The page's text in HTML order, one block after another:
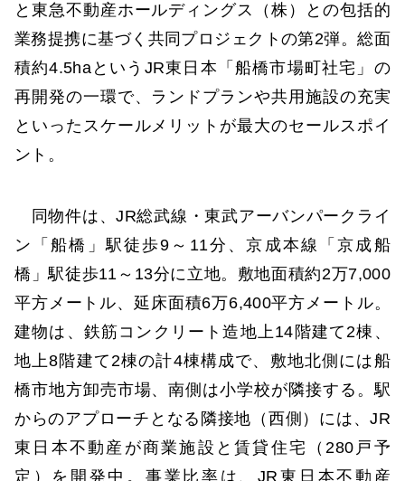
と東急不動産ホールディングス（株）との包括的
業務提携に基づく共同プロジェクトの第2弾。総面
積約4.5haというJR東日本「船橋市場町社宅」の
再開発の一環で、ランドプランや共用施設の充実
といったスケールメリットが最大のセールスポイ
ント。
同物件は、JR総武線・東武アーバンパークライ
ン「船橋」駅徒歩9～11分、京成本線「京成船
橋」駅徒歩11～13分に立地。敷地面積約2万7,000
平方メートル、延床面積6万6,400平方メートル。
建物は、鉄筋コンクリート造地上14階建て2棟、
地上8階建て2棟の計4棟構成で、敷地北側には船
橋市地方卸売市場、南側は小学校が隣接する。駅
からのアプローチとなる隣接地（西側）には、JR
東日本不動産が商業施設と賃貸住宅（280戸予
定）を開発中。事業比率は、JR東日本不動産